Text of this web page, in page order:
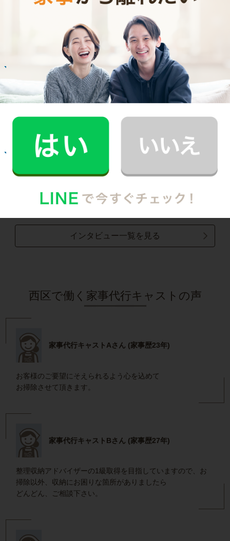
ご利用者インタビュー
Customer Interview
E.O.さん
30代 共働き 育児休暇中
いつもお家がキレイなママ友がCaSyを使って
いたんです！
記事全文を見る
お掃除
M.T.さん
30代 共働き 子育て中
まるで実家の母親が家事を手伝いにきてくれた
記事全文を見る
インタビュー一覧を見る
西区で働く家事代行キャストの声
家事代行キャストAさん (家事歴23年)
お客様のご要望にそえられるよう心を込めて
お掃除させて頂きます。
家事代行キャストBさん (家事歴27年)
整理収納アドバイザーの1級取得を目指していますので、お
掃除以外、収納にお困りな箇所がありましたら
どんどん、ご相談下さい。